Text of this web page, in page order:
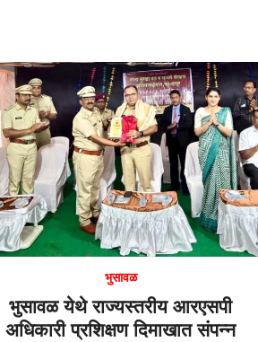
भुसावळ
भुसावळ येथे राज्यस्तरीय आरएसपी
अधिकारी प्रशिक्षण दिमाखात संपन्न